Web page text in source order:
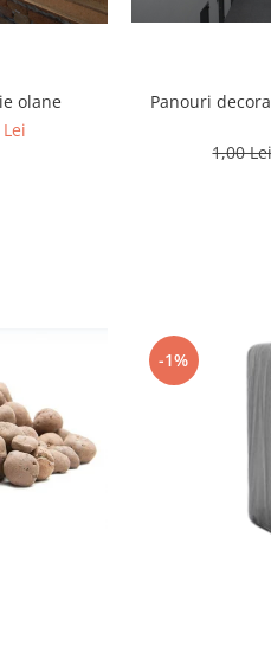
olane
Panouri
1,00
-1%